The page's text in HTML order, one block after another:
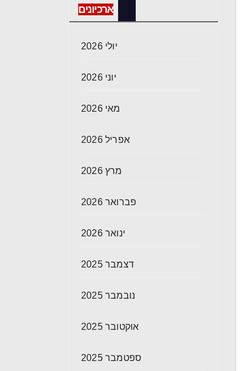
ארכיונים
יולי 2026
יוני 2026
מאי 2026
אפריל 2026
מרץ 2026
פברואר 2026
ינואר 2026
דצמבר 2025
נובמבר 2025
אוקטובר 2025
ספטמבר 2025